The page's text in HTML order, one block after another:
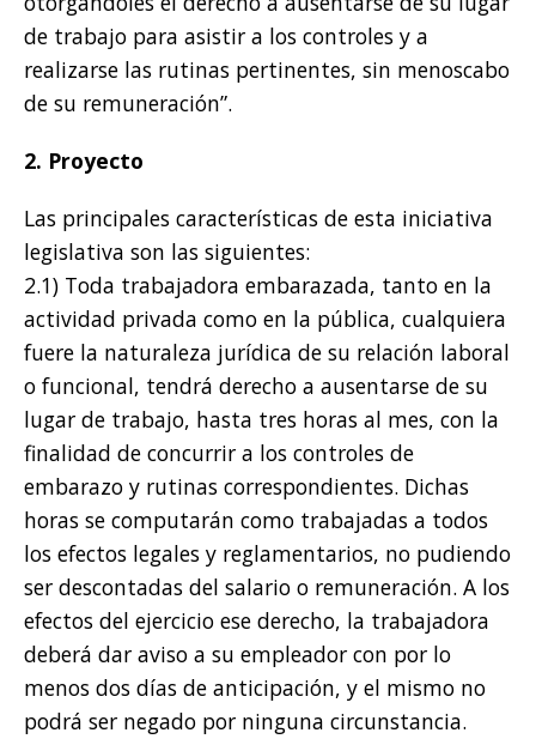
de trabajo para asistir a los controles y a
realizarse las rutinas pertinentes, sin menoscabo
de su remuneración”.
2. Proyecto
Las principales características de esta iniciativa
legislativa son las siguientes:
2.1) Toda trabajadora embarazada, tanto en la
actividad privada como en la pública, cualquiera
fuere la naturaleza jurídica de su relación laboral
o funcional, tendrá derecho a ausentarse de su
lugar de trabajo, hasta tres horas al mes, con la
finalidad de concurrir a los controles de
embarazo y rutinas correspondientes. Dichas
horas se computarán como trabajadas a todos
los efectos legales y reglamentarios, no pudiendo
ser descontadas del salario o remuneración. A los
efectos del ejercicio ese derecho, la trabajadora
deberá dar aviso a su empleador con por lo
menos dos días de anticipación, y el mismo no
podrá ser negado por ninguna circunstancia.